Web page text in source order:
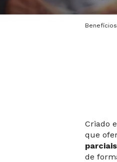
Benefícios
Criado
que
de